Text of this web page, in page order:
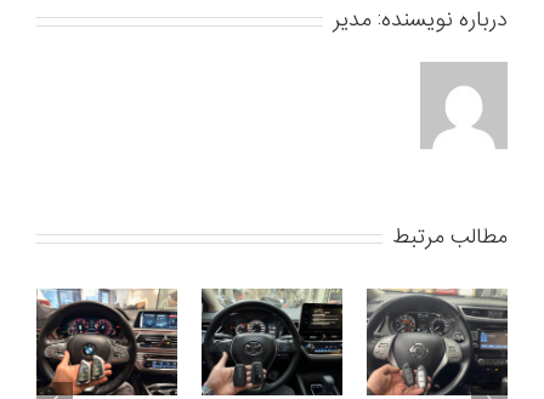
درباره نویسنده:مدیر
مطالب مرتبط